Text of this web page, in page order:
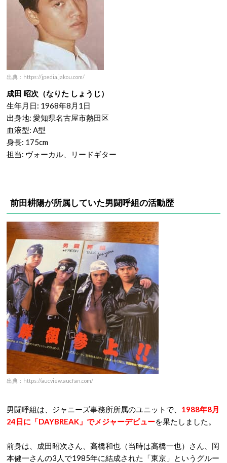
出典：https://jpedia.jakou.com/
成田 昭次（なりた しょうじ）
生年月日: 1968年8月1日
出身地: 愛知県名古屋市熱田区
血液型: A型
身長: 175cm
担当: ヴォーカル、リードギター
前田耕陽が所属していた男闘呼組の活動歴
出典：https://aucview.aucfan.com/
男闘呼組は、ジャニーズ事務所所属のユニットで、 1988年8月
24日に「DAYBREAK」でメジャーデビューを果たしました。
前身は、成田昭次さん、高橋和也（当時は高橋一也）さん、岡
本健一さんの3人で1985年に結成された「東京」というグルー